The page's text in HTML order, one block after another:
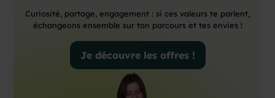
Curiosité, partage, engagement : si ces valeurs te parlent,
échangeons ensemble sur ton parcours et tes envies !
Je découvre les offres !